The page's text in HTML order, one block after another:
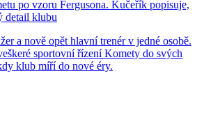
po vzoru Fergusona. Kučeřík popisuje,
detail klubu
a nově opět hlavní trenér v jedné osobě.
sportovní řízení Komety do svých
klub míří do nové éry.